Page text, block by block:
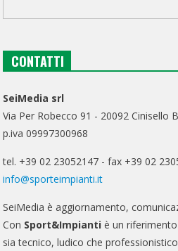
CONTATTI
SeiMedia srl
Via Per Robecco 91 - 20092 Cinisello
p.iva 09997300968
tel. +39 02 23052147 - fax +39 02
info@sporteimpianti.it
SeiMedia è aggiornamento,
Con Sport&Impianti è un
sia tecnico, ludico che